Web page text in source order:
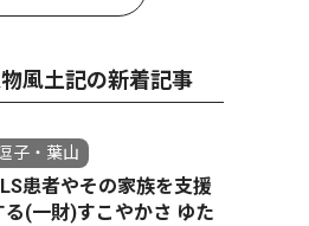
風土記の新着記事
子・葉山
患者やその家族を支援
る(一財)すこやかさ ゆた